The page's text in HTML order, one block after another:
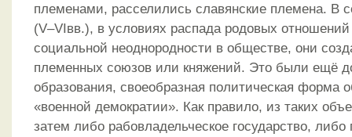
племенами, расселились славянские племена. В
(V–VIвв.), в условиях распада родовых
социальной неоднородности в обществе, они
племенных союзов или княжений. Это были ещё
образования, своеобразная политическая форма
«военной демократии». Как правило, из таких
затем либо рабовладельческое государство, либо